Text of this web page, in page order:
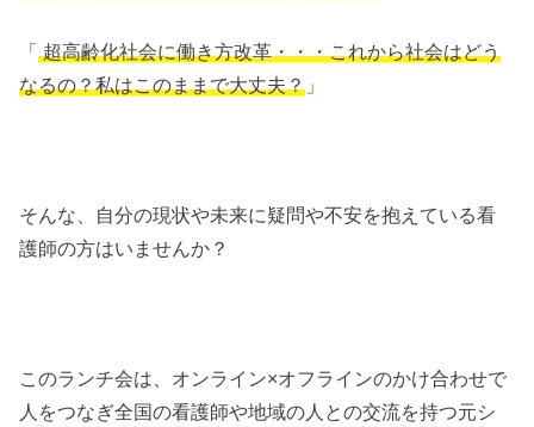
「超高齢化社会に働き方改革・・・これから社会はどう
なるの？私はこのままで大丈夫？ 」
そんな、自分の現状や未来に疑問や不安を抱えている看
護師の方はいませんか？
このランチ会は、オンライン×オフラインのかけ合わせで
人をつなぎ全国の看護師や地域の人との交流を持つ元シ